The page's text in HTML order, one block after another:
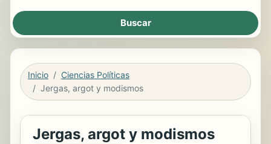
Inicio
Ciencias Políticas
Jergas, argot y modismos
Jergas, argot y modismos